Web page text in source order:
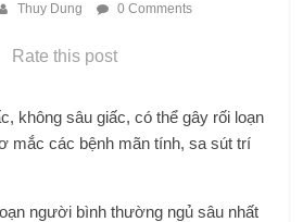
Thuy Dung 0 Comments
Rate this post
không sâu giấc, có thể gây rối loạn
mắc các bệnh mãn tính, sa sút trí
người bình thường ngủ sâu nhất